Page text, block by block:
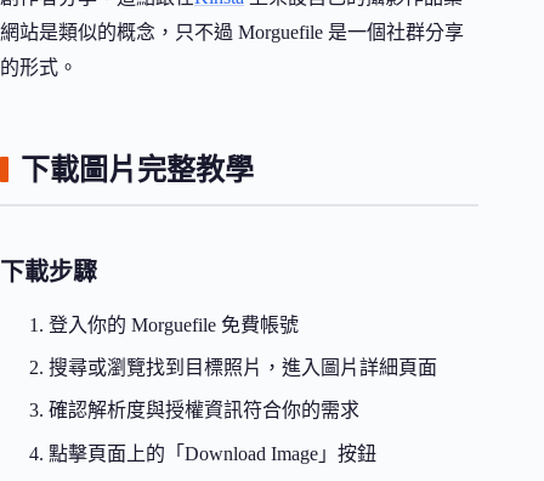
網站是類似的概念，只不過 Morguefile 是一個社群分享
的形式。
下載圖片完整教學
下載步驟
登入你的 Morguefile 免費帳號
搜尋或瀏覽找到目標照片，進入圖片詳細頁面
確認解析度與授權資訊符合你的需求
點擊頁面上的「Download Image」按鈕